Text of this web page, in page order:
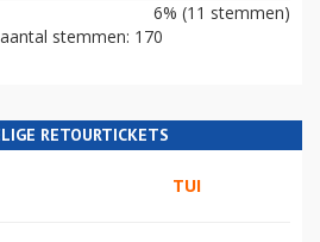
6% (11 stemmen)
stemmen: 170
RETOURTICKETS
TUI